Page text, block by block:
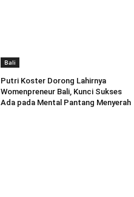
Bali
Putri Koster Dorong Lahirnya
Womenpreneur Bali, Kunci Sukses
Ada pada Mental Pantang Menyerah